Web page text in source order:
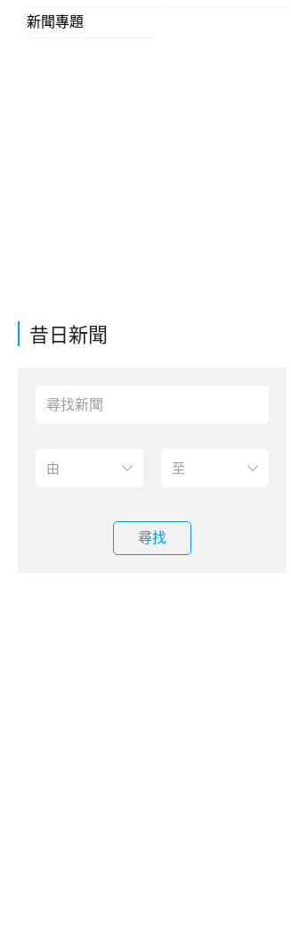
新聞專題
昔日新聞
尋找